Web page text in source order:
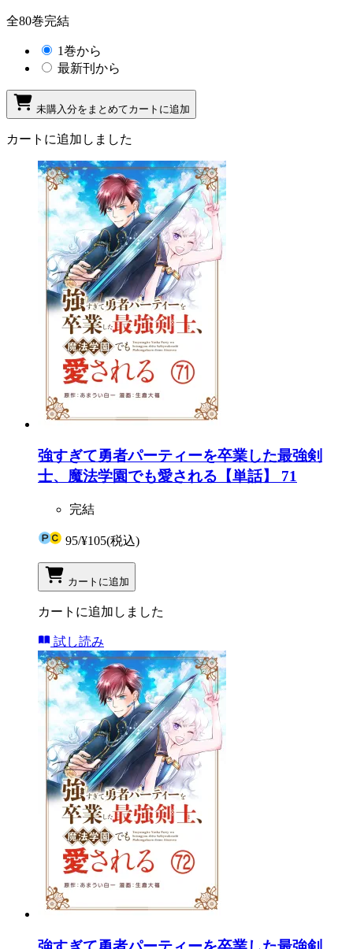
全80巻完結
1巻から
最新刊から
未購入分をまとめてカートに追加
カートに追加しました
強すぎて勇者パーティーを卒業した最強剣
士、魔法学園でも愛される【単話】 71
完結
95/¥105(税込)
カートに追加
カートに追加しました
試し読み